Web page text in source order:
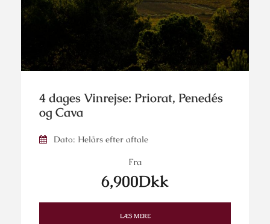
4 dages Vinrejse: Priorat, Penedés
og Cava
Dato: Helårs efter aftale
Fra
6,900Dkk
LÆS MERE